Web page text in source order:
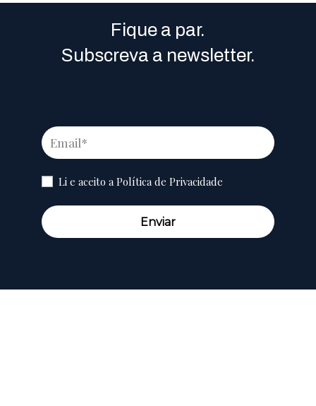
Fique a par.
Subscreva a newsletter.
Li e aceito a Política de Privacidade
Enviar